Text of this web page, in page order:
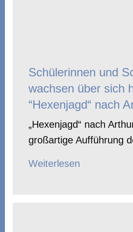
Schülerinnen und
wachsen über sich
“Hexenjagd“ nach
„Hexenjagd“ nach
großartige Aufführung
Weiterlesen